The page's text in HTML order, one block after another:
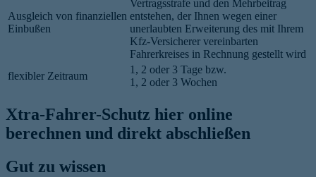
Ausgleich von finanziellen
Einbußen
Vertragsstrafe und den Mehrbeitrag
entstehen, der Ihnen wegen einer
unerlaubten Erweiterung des mit Ihrem
Kfz-Versicherer vereinbarten
Fahrerkreises in Rechnung gestellt wird
flexibler Zeitraum
1, 2 oder 3 Tage bzw.
1, 2 oder 3 Wochen
Xtra-Fahrer-Schutz hier online
berechnen und direkt abschließen
Gut zu wissen